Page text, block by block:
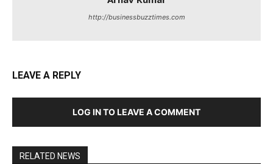
http://businessbuzztimes.com
LEAVE A REPLY
LOG IN TO LEAVE A COMMENT
RELATED NEWS